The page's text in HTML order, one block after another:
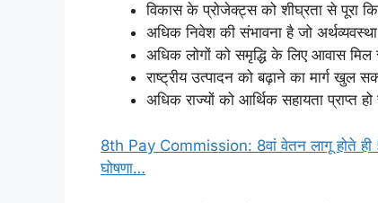
विकास के प्रोजेक्ट्स को शीघ्रता से पूरा
अधिक निवेश की संभावना है जो अर्थव्यवस्था
अधिक लोगों को समृद्धि के लिए आवास
राष्ट्रीय उत्पादन को बढ़ाने का मार्ग खुल
अधिक राज्यों को आर्थिक सहायता प्राप्त
8th Pay Commission: 8वां वेतन लागू होते ही
घोषणा…